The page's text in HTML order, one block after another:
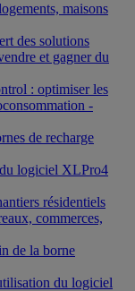
maisons
des solutions
et gagner du
: optimiser les
-
de recharge
logiciel XLPro4
résidentiels
commerces,
de la borne
du logiciel